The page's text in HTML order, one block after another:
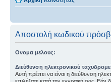
Αποστολή κωδικού
Ονομα μελους:
Διεύθυνση ηλεκτρονικού
Αυτή πρέπει να είναι η διεύθυνση